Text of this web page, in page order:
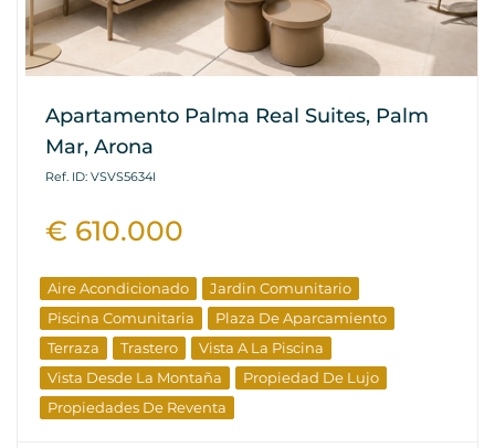
Apartamento Palma Real Suites, Palm
Mar, Arona
Ref. ID: VSVS5634I
€ 610.000
Aire Acondicionado
Jardin Comunitario
Piscina Comunitaria
Plaza De Aparcamiento
Terraza
Trastero
Vista A La Piscina
Vista Desde La Montaña
Propiedad De Lujo
Propiedades De Reventa